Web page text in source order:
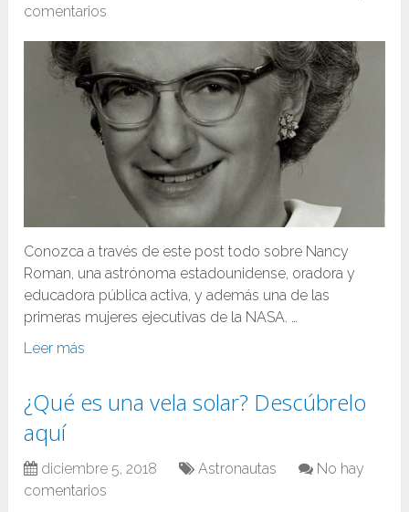
comentarios
Conozca a través de este post todo sobre Nancy
Roman, una astrónoma estadounidense, oradora y
educadora pública activa, y además una de las
primeras mujeres ejecutivas de la NASA. …
Leer más
¿Qué es una vela solar? Descúbrelo
aquí
diciembre 5, 2018 Astronautas
No hay
comentarios